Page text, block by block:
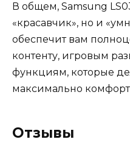
В общем, Samsung
«красавчик», но и
обеспечит вам
контенту, игровым
функциям, которые
максимально
Отзывы